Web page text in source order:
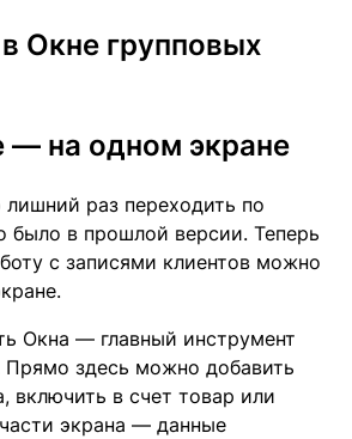
Окне групповых
— на одном экране
раз переходить по
было в прошлой версии. Теперь
с записями клиентов можно
Окна — главный инструмент
Прямо здесь можно добавить
включить в счет товар или
экрана — данные